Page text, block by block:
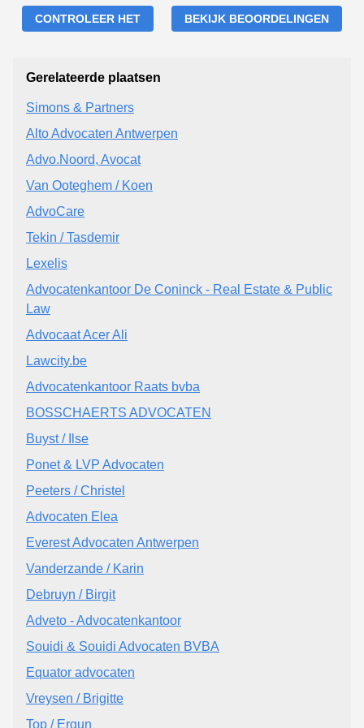
CONTROLEER HET BEKIJK BEOORDELINGEN
Gerelateerde plaatsen
Simons & Partners
Alto Advocaten Antwerpen
Advo.Noord, Avocat
Van Ooteghem / Koen
AdvoCare
Tekin / Tasdemir
Lexelis
Advocatenkantoor De Coninck - Real Estate & Public
Law
Advocaat Acer Ali
Lawcity.be
Advocatenkantoor Raats bvba
BOSSCHAERTS ADVOCATEN
Buyst / Ilse
Ponet & LVP Advocaten
Peeters / Christel
Advocaten Elea
Everest Advocaten Antwerpen
Vanderzande / Karin
Debruyn / Birgit
Adveto - Advocatenkantoor
Souidi & Souidi Advocaten BVBA
Equator advocaten
Vreysen / Brigitte
Top / Ergun